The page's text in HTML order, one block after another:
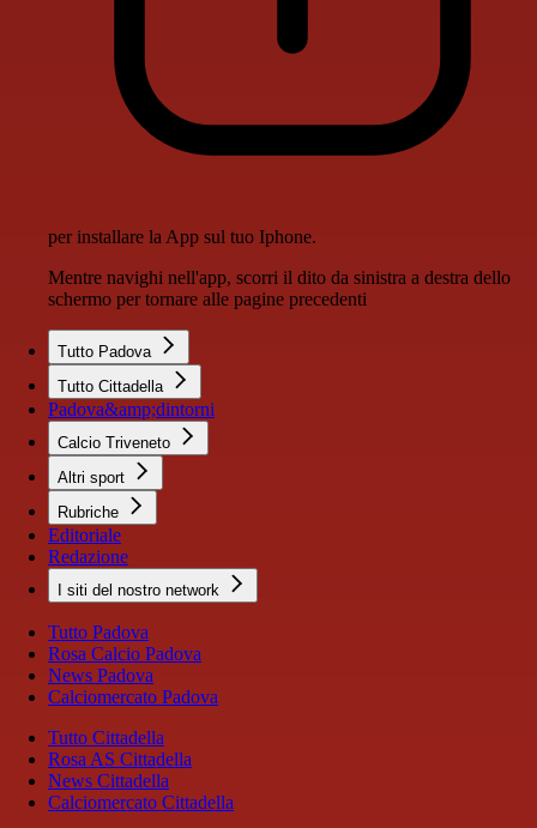
per installare la App sul tuo Iphone.
Mentre navighi nell'app, scorri il dito da sinistra a destra dello
schermo per tornare alle pagine precedenti
Tutto Padova
Tutto Cittadella
Padova&amp;dintorni
Calcio Triveneto
Altri sport
Rubriche
Editoriale
Redazione
I siti del nostro network
Tutto Padova
Rosa Calcio Padova
News Padova
Calciomercato Padova
Tutto Cittadella
Rosa AS Cittadella
News Cittadella
Calciomercato Cittadella